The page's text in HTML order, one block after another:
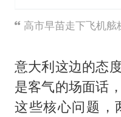
高市早苗走下飞机舷
意大利这边的态
是客气的场面话
这些核心问题，